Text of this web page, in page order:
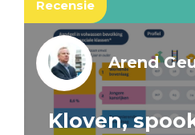
Recensie
Arend
Kloven,